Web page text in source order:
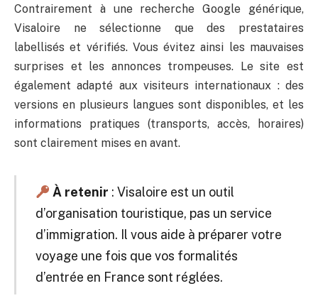
Contrairement à une recherche Google générique,
Visaloire ne sélectionne que des prestataires
labellisés et vérifiés. Vous évitez ainsi les mauvaises
surprises et les annonces trompeuses. Le site est
également adapté aux visiteurs internationaux : des
versions en plusieurs langues sont disponibles, et les
informations pratiques (transports, accès, horaires)
sont clairement mises en avant.
À retenir : Visaloire est un outil
d’organisation touristique, pas un service
d’immigration. Il vous aide à préparer votre
voyage une fois que vos formalités
d’entrée en France sont réglées.